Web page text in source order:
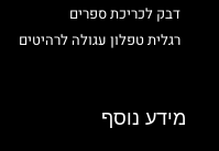
דבק לכריכת ספרים
רגלית טפלון עגולה לרהיטים
מידע נוסף